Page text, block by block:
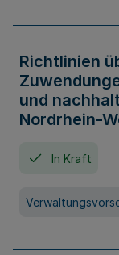
Richtlinien
und
Nordrhein-
In Kraft